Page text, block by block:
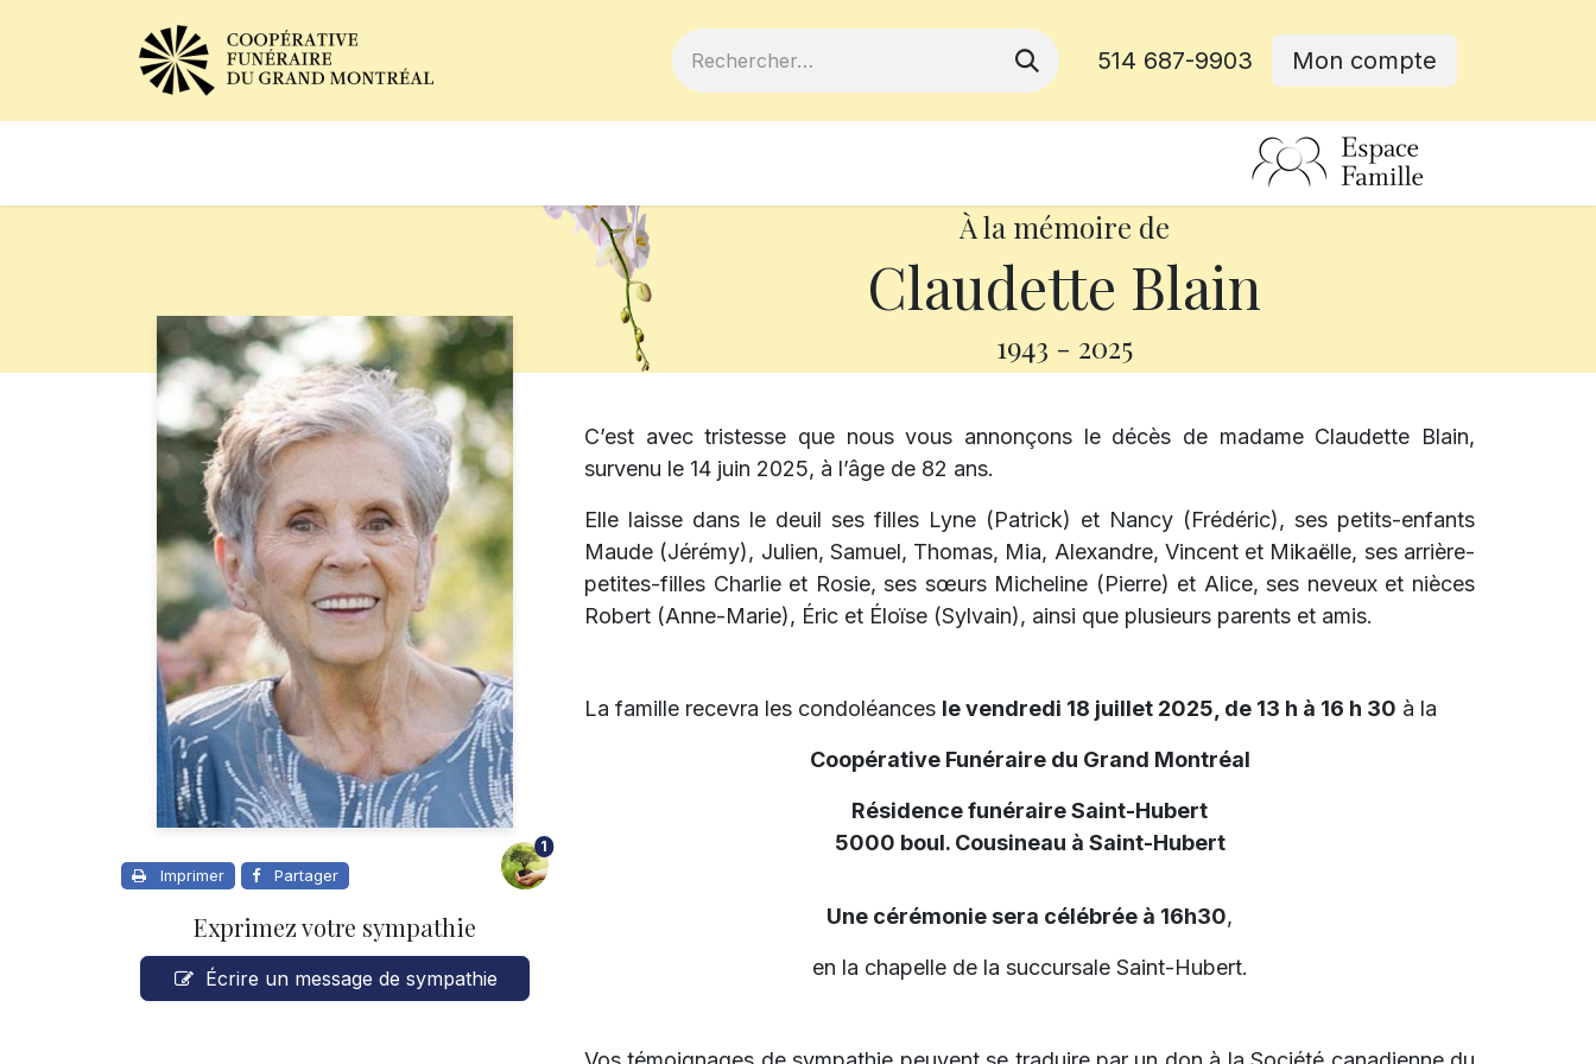
514 687-9903 Mon compte
À la mémoire de
Claudette Blain
1943 - 2025
Imprimer Partager
1
Exprimez votre sympathie
Écrire un message de sympathie
C’est avec tristesse que nous vous annonçons le décès de madame Claudette Blain,
survenu le 14 juin 2025, à l’âge de 82 ans.
Elle laisse dans le deuil ses filles Lyne (Patrick) et Nancy (Frédéric), ses petits-enfants
Maude (Jérémy), Julien, Samuel, Thomas, Mia, Alexandre, Vincent et Mikaëlle, ses arrière-
petites-filles Charlie et Rosie, ses sœurs Micheline (Pierre) et Alice, ses neveux et nièces
Robert (Anne-Marie), Éric et Éloïse (Sylvain), ainsi que plusieurs parents et amis.
La famille recevra les condoléances le vendredi 18 juillet 2025, de 13 h à 16 h 30 à la
Coopérative Funéraire du Grand Montréal
Résidence funéraire Saint-Hubert
5000 boul. Cousineau à Saint-Hubert
Une cérémonie sera célébrée à 16h30,
en la chapelle de la succursale Saint-Hubert.